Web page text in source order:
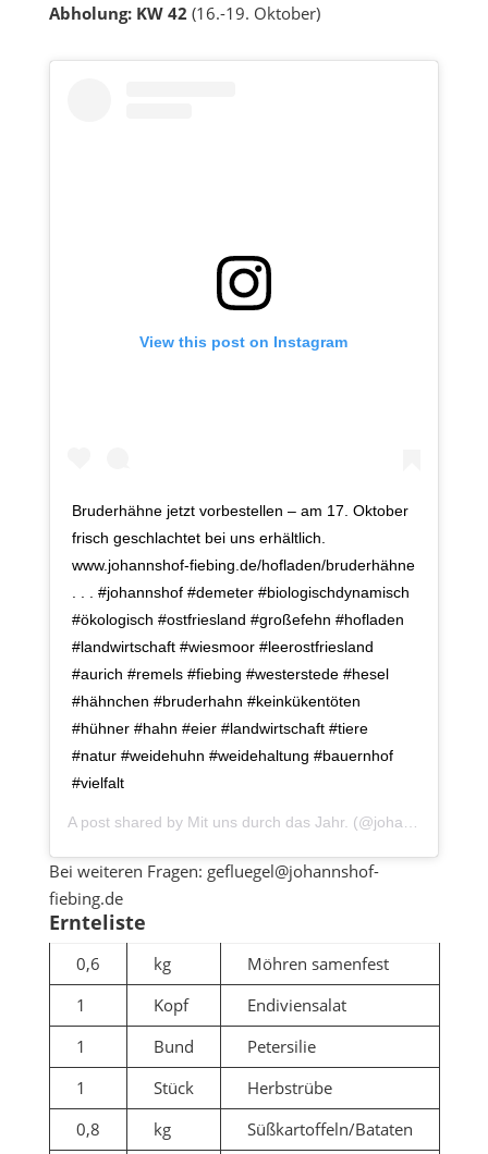
Abholung: KW 42 (16.-19. Oktober)
View this post on Instagram
Bruderhähne jetzt vorbestellen – am 17. Oktober
frisch geschlachtet bei uns erhältlich.
www.johannshof-fiebing.de/hofladen/bruderhähne
. . . #johannshof #demeter #biologischdynamisch
#ökologisch #ostfriesland #großefehn #hofladen
#landwirtschaft #wiesmoor #leerostfriesland
#aurich #remels #fiebing #westerstede #hesel
#hähnchen #bruderhahn #keinkükentöten
#hühner #hahn #eier #landwirtschaft #tiere
#natur #weidehuhn #weidehaltung #bauernhof
#vielfalt
A post shared by Mit uns durch das Jahr. (@johannshof) on
Bei weiteren Fragen: gefluegel@johannshof-
fiebing.de
Ernteliste
0,6 kg
Möhren samenfest
1
Kopf
Endiviensalat
1
Bund
Petersilie
1
Stück
Herbstrübe
0,8
kg Süßkartoffeln/Bataten